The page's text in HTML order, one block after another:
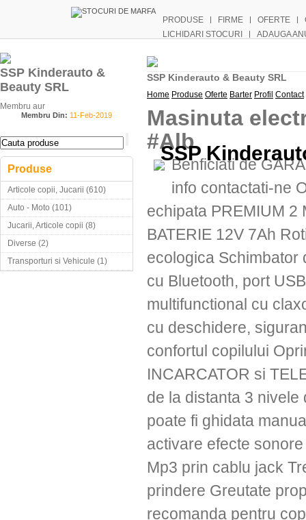
PRODUSE FIRME OFERTE
LICHIDARI STOCURI
ADAUGA
SSP Kinderauto &
Beauty SRL
Membru aur
Membru Din: 11-Feb-2019
Produse
Articole copii, Jucarii (610)
Auto - Moto (101)
Jucarii, Articole copii (8)
Diverse (2)
Transporturi si Vehicule (1)
SSP
SSP Kinderauto & Beauty SRL
Home Produse Oferte Barter Profil Contact
Masinuta
#Alb
Benficiati de
info contactati-ne
echipata PREMIUM 2
BATERIE 12V 7Ah
ecologica Schimbator
cu Bluetooth, port
multifunctional cu
cu deschidere,
confortul copilului
INCARCATOR si
de la distanta 3
poate fi ghidata
activare efecte
Mp3 prin cablu jack
prindere Greutate
recomanda pentru